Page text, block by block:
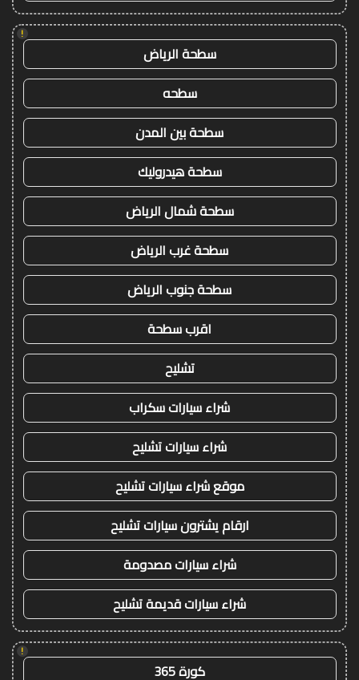
!
سطحة الرياض
سطحه
سطحة بين المدن
سطحة هيدروليك
سطحة شمال الرياض
سطحة غرب الرياض
سطحة جنوب الرياض
اقرب سطحة
تشليح
شراء سيارات سكراب
شراء سيارات تشليح
موقع شراء سيارات تشليح
ارقام يشترون سيارات تشليح
شراء سيارات مصدومة
شراء سيارات قديمة تشليح
!
كورة 365